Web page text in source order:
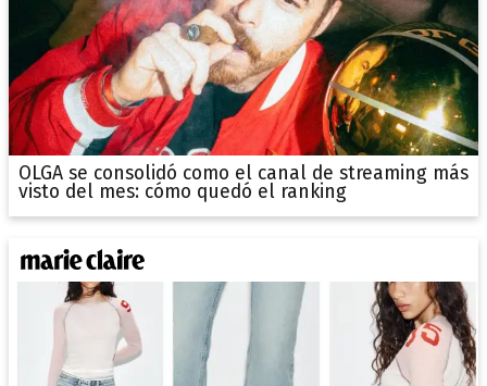
OLGA se consolidó como el canal de streaming más
visto del mes: cómo quedó el ranking